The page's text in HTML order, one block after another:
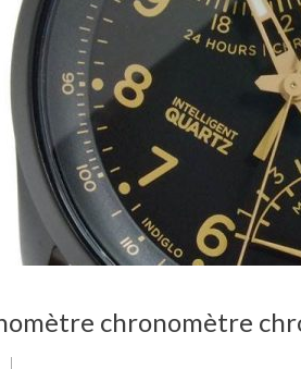
chronomètre